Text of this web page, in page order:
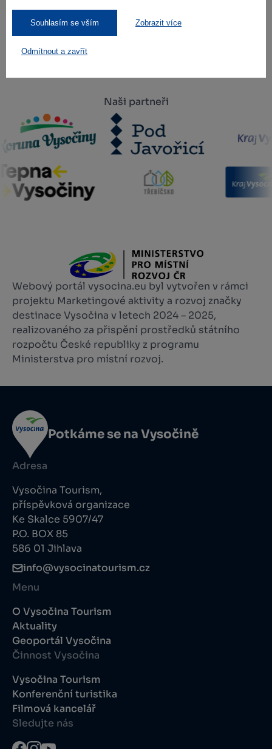
Souhlasím se vším Zobrazit více
Odmítnout a zavřít
Odebírat
Naši partneři
Webový portál vysocina.eu byl vytvořen v rámci
projektu Marketingové aktivity a rozvoj značky
destinace Vysočina v letech 2024 – 2025,
realizovaného za přispění prostředků státního
rozpočtu České republiky z programu
Ministerstva pro místní rozvoj.
Potkáme se na Vysočině
Adresa
Vysočina Tourism,
příspěvková organizace
Ke Skalce 5907/47
P.O. BOX 85
586 01 Jihlava
info@vysocinatourism.cz
Menu
O Vysočina Tourism
Aktuality
Geoportál Vysočina
Činnost Vysočina
Vysočina Tourism
Konferenční turistika
Filmová kancelář
Sledujte nás